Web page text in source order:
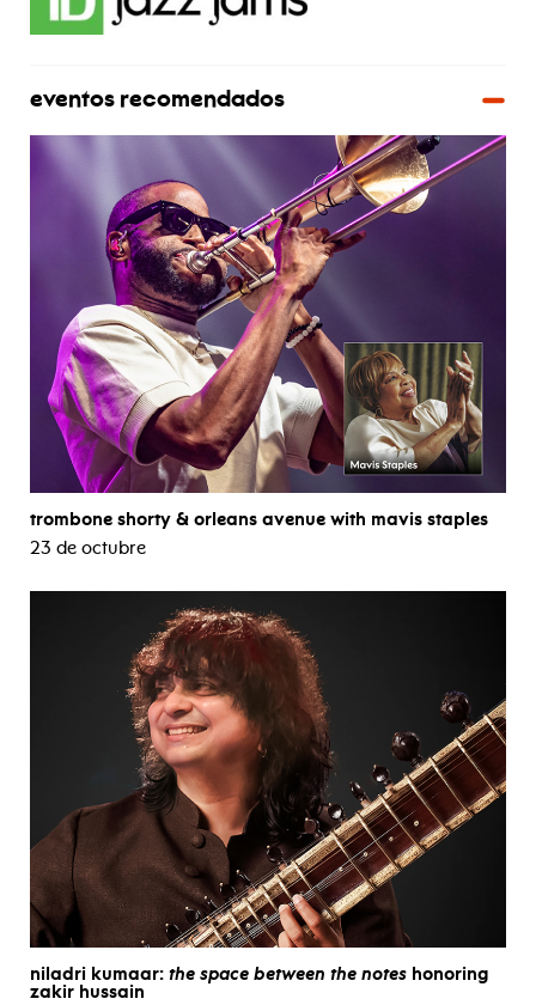
eventos recomendados
trombone shorty & orleans avenue with mavis staples
23 de octubre
niladri kumaar: the space between the notes honoring
zakir hussain